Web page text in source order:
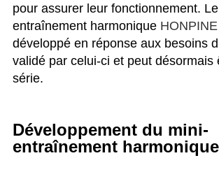
pour assurer leur fonctionnement.
entraînement harmonique HONPINE
développé en réponse aux besoins
validé par celui-ci et peut désormais
série.
Développement du mini-
entraînement